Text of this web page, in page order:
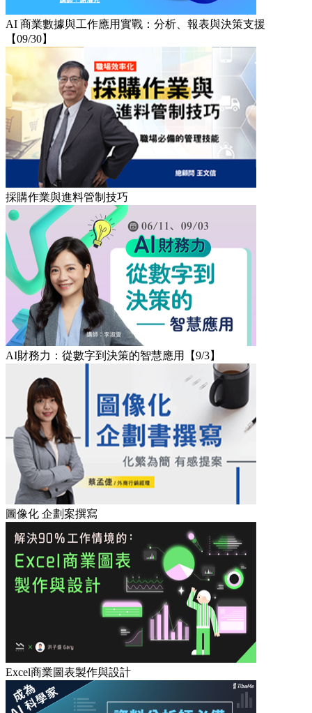
AI 商業數據與工作應用實戰：分析、報表與決策支援
【09/30】
採購作業與進料管制技巧
AI財務力：從數字到決策的智慧應用【9/3】
圖像化 企劃案撰寫
Excel商業圖表製作與設計